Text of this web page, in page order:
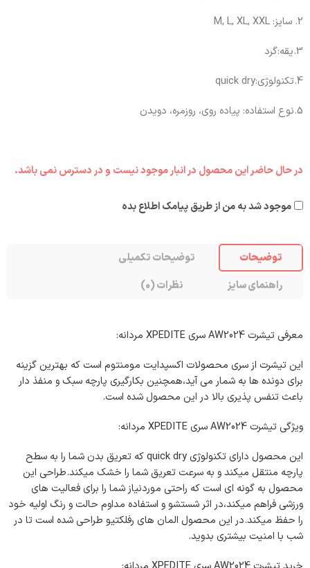
2. سایز: M, L, XL, XXL
3.یقه:گرد
4.تکنولوژی:quick dry
5.نوع استفاده: پیاده روی، روزمره، دویدن
در حال حاضر این محصول در انبار موجود نیست و در دسترس نمی باشد.
موجود شد به من از طریق پیامک اطلاع بده
توضیحات
توضیحات تکمیلی
راهنمای سایز
نظرات (0)
معرفی تیشرت AW2024 سری XPEDITE مردانه:
این تیشرت از سری محصولات اکسپدایت مومنتوم است که بهترین گزینه
برای دونده ها به شمار می آید،همچنین بکارگیری پارچه سبک و منفذ دار
باعث تنفس پذیری بالا در این محصول شده است.
ویژگی تیشرت AW2024 سری XPEDITE مردانه:
این محصول دارای تکنولوژی quick dry که تعریق بدن شما را به سطح
پارچه منتقل میکند و به سرعت تعریق شما را خشک میکند.طراحی این
محصول به گونه ای است که راحتی موردنیاز شما را برای فعالیت های
ورزشی فراهم میکند،در اثر شستشو و استفاده مداوم حالت و رنگ اولیه خود
را حفظ میکند.در این محصول المان های رفلکتیو طراحی شده است تا در
شب با امنیت بیشتری بدوید.